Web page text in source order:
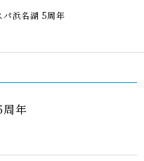
浜名湖 5周年
年